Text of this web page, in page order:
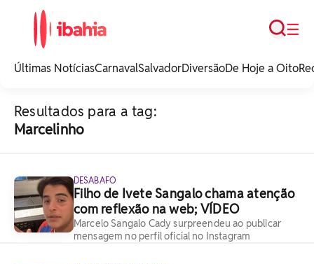
noticias e
☰
Busca
Últimas NotíciasCarnavalSalvadorDiversãoDe Hoje a Oito
Resultados para a tag:
Marcelinho
DESABAFO
Filho de Ivete Sangalo chama atenção
com reflexão na web; VÍDEO
Marcelo Sangalo Cady surpreendeu ao publicar
mensagem no perfil oficial no Instagram